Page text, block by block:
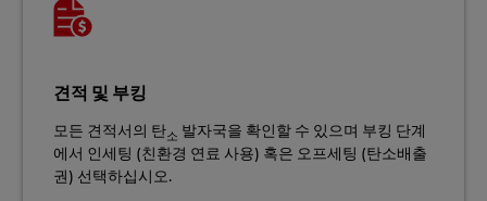
견적 및 부킹
모든 견적서의 탄소 발자국을 확인할 수 있으며 부킹 단계
에서 인세팅 (친환경 연료 사용) 혹은 오프세팅 (탄소배출
권) 선택하십시오.